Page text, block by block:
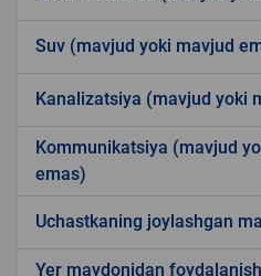
Suv (mavjud yoki mavjud
Kanalizatsiya (mavjud yoki
Kommunikatsiya (mavjud
emas)
Uchastkaning joylashgan
Yer maydonidan